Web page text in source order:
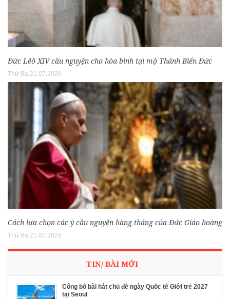
Đức Lêô XIV cầu nguyện cho hòa bình tại mộ Thánh Biển Đức
Thứ Ba 21.07.2026
Cách lựa chọn các ý cầu nguyện hàng tháng của Đức Giáo hoàng
Thứ Ba 21.07.2026
TIN/ BÀI MỚI
Công bố bài hát chủ đề ngày Quốc tế Giới trẻ 2027
tại Seoul